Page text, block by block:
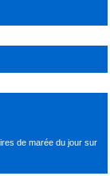
de marée du joursur